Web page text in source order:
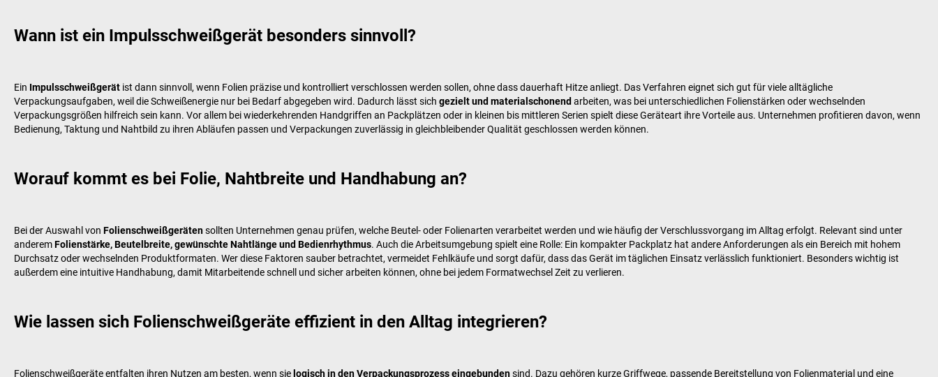
Wann ist ein Impulsschweißgerät besonders sinnvoll?
Ein Impulsschweißgerät ist dann sinnvoll, wenn Folien präzise und kontrolliert verschlossen werden sollen, ohne dass dauerhaft Hitze anliegt. Das Verfahren eignet sich gut für viele alltägliche
Verpackungsaufgaben, weil die Schweißenergie nur bei Bedarf abgegeben wird. Dadurch lässt sich gezielt und materialschonend arbeiten, was bei unterschiedlichen Folienstärken oder wechselnden
Verpackungsgrößen hilfreich sein kann. Vor allem bei wiederkehrenden Handgriffen an Packplätzen oder in kleinen bis mittleren Serien spielt diese Geräteart ihre Vorteile aus. Unternehmen profitieren davon, wenn
Bedienung, Taktung und Nahtbild zu ihren Abläufen passen und Verpackungen zuverlässig in gleichbleibender Qualität geschlossen werden können.
Worauf kommt es bei Folie, Nahtbreite und Handhabung an?
Bei der Auswahl von Folienschweißgerätensollten Unternehmen genau prüfen, welche Beutel- oder Folienarten verarbeitet werden und wie häufig der Verschlussvorgang im Alltag erfolgt. Relevant sind unter
anderemFolienstärke, Beutelbreite, gewünschte Nahtlänge und Bedienrhythmus. Auch die Arbeitsumgebung spielt eine Rolle: Ein kompakter Packplatz hat andere Anforderungen als ein Bereich mit hohem
Durchsatz oder wechselnden Produktformaten. Wer diese Faktoren sauber betrachtet, vermeidet Fehlkäufe und sorgt dafür, dass das Gerät im täglichen Einsatz verlässlich funktioniert. Besonders wichtig ist
außerdem eine intuitive Handhabung, damit Mitarbeitende schnell und sicher arbeiten können, ohne bei jedem Formatwechsel Zeit zu verlieren.
Wie lassen sich Folienschweißgeräte effizient in den Alltag integrieren?
Folienschweißgeräte entfalten ihren Nutzen am besten, wenn sie logisch in den Verpackungsprozess eingebundensind. Dazu gehören kurze Griffwege, passende Bereitstellung von Folienmaterial und eine